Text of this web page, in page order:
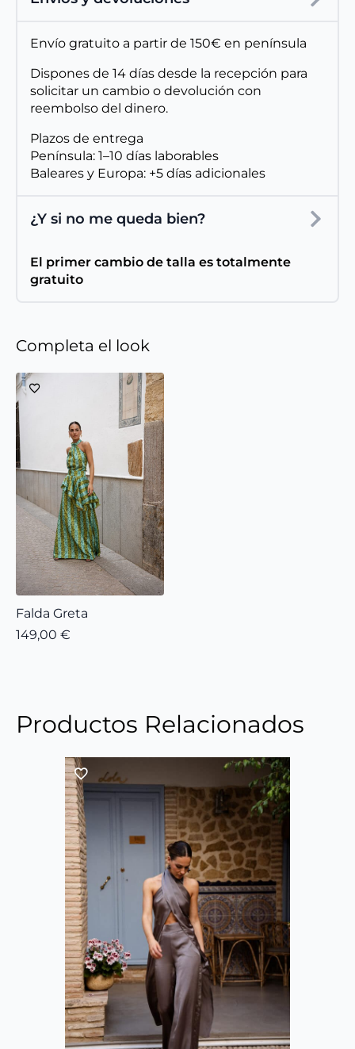
Envío gratuito a partir de 150€ en península
Dispones de 14 días desde la recepción para
solicitar un cambio o devolución con
reembolso del dinero.
Plazos de entrega
Península: 1–10 días laborables
Baleares y Europa: +5 días adicionales
¿Y si no me queda bien?
El primer cambio de talla es totalmente
gratuito
Completa el look
Falda Greta
149,00 €
Productos Relacionados